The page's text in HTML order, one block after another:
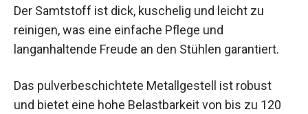
Der Samtstoff ist dick, kuschelig und leicht zu
reinigen, was eine einfache Pflege und
langanhaltende Freude an den Stühlen garantiert.
Das pulverbeschichtete Metallgestell ist robust
und bietet eine hohe Belastbarkeit von bis zu 120